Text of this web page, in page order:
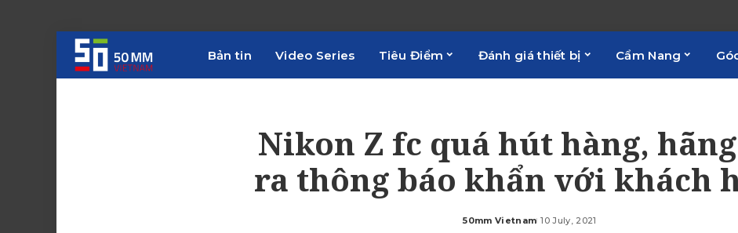
Bản tin Video Series Tiêu Điểm Đánh giá thiết bị Cẩm Nang
Nikon Z fc quá hút hàng,
ra thông báo khẩn với khách
Posted
50mm Vietnam 10 July, 2021